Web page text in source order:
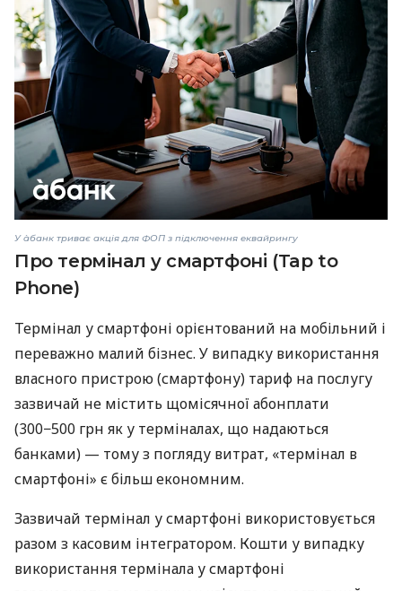
У àбанк триває акція для ФОП з підключення еквайрингу
Про термінал у смартфоні (Tap to
Phone)
Термінал у смартфоні орієнтований на мобільний і
переважно малий бізнес. У випадку використання
власного пристрою (смартфону) тариф на послугу
зазвичай не містить щомісячної абонплати
(300−500 грн як у терміналах, що надаються
банками) — тому з погляду витрат, «термінал в
смартфоні» є більш економним.
Зазвичай термінал у смартфоні використовується
разом з касовим інтегратором. Кошти у випадку
використання термінала у смартфоні